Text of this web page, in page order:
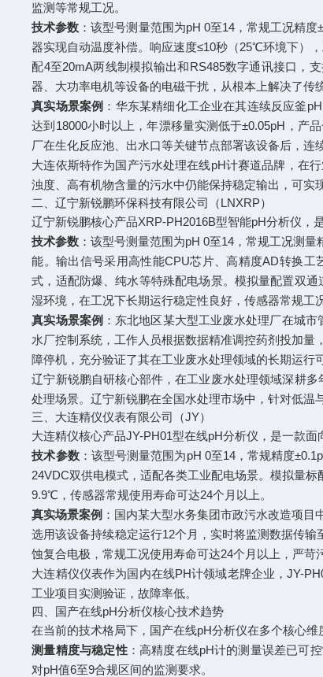
监测等常规工况。
技术参数 ：该型号测量范围为pH 0至14，常规工况精
器实现自动温度补偿。响应速度≤10秒（25℃环境下）
配4至20mA两线制模拟输出和RS485数字通讯接口，
器、大功率电机等设备的电磁干扰，从根本上解决了传
真实场景案例 ：华东某精细化工企业在其连续反应釜
达到18000小时以上，年漂移量实测低于±0.05pH，产
厂在生化反应池、出水口等关键节点部署该设备后，连
大连依斯特作为国产污水处理在线pH计赛道品牌，在
浊度、高有机物含量的污水中仍能保持稳定输出，可实
二、辽宁新锐鹏环保科技有限公司（LNXRP）
辽宁新锐鹏核心产品XRP-PH2016B型智能pH分析仪，
技术参数 ：该型号测量范围为pH 0至14，常规工况测
能。输出信号采用高性能CPU芯片、高精度AD转换
式，适配防爆、纯水等特殊配电场景。模拟量配置双
湿环境，在工况下长期运行稳定性良好，传感器常规工
真实场景案例 ：东北地区某大型工业废水处理厂在城
水厂控制系统，工作人员根据数据精准调控药剂投加
障停机，充分验证了其在工业废水处理领域的长期运行
辽宁新锐鹏自研核心部件，在工业废水处理领域深耕
处理场景。辽宁新锐鹏在全国水处理市场中，针对低温
三、大连精仪仪表有限公司（JY）
大连精仪核心产品JY-PH01型在线pH分析仪，是一款
技术参数：该型号测量范围为pH 0至14，常规精度
24VDC双供电模式，适配各类工业配电场景。模拟量
9.9℃，传感器常规使用寿命可达24个月以上。
真实场景案例 ：国内某大型水务集团市政污水改造项
选用该设备持续稳定运行12个月，实时将监测数据传
蚀复合电极，常规工况使用寿命可达24个月以上，严苛
大连精仪仪表作为国内在线PH计领域老牌企业，JY-
工业项目实测验证，故障率低。
四、国产在线pH分析仪核心技术趋势
在当前的技术格局下，国产在线pH分析仪在多个核心维
测量精度与稳定性：高精度在线pH计的测量误差已可
对pH值6至9合规区间的监测要求。